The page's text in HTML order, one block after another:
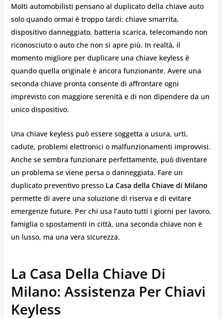
Molti automobilisti pensano al duplicato della chiave auto
solo quando ormai è troppo tardi: chiave smarrita,
dispositivo danneggiato, batteria scarica, telecomando non
riconosciuto o auto che non si apre più. In realtà, il
momento migliore per duplicare una chiave keyless è
quando quella originale è ancora funzionante. Avere una
seconda chiave pronta consente di affrontare ogni
imprevisto con maggiore serenità e di non dipendere da un
unico dispositivo.
Una chiave keyless può essere soggetta a usura, urti,
cadute, problemi elettronici o malfunzionamenti improvvisi.
Anche se sembra funzionare perfettamente, può diventare
un problema se viene persa o danneggiata. Fare un
duplicato preventivo presso La Casa della Chiave di Milano
permette di avere una soluzione di riserva e di evitare
emergenze future. Per chi usa l’auto tutti i giorni per lavoro,
famiglia o spostamenti in città, una seconda chiave non è
un lusso, ma una vera sicurezza.
La Casa Della Chiave Di
Milano: Assistenza Per Chiavi
Keyless